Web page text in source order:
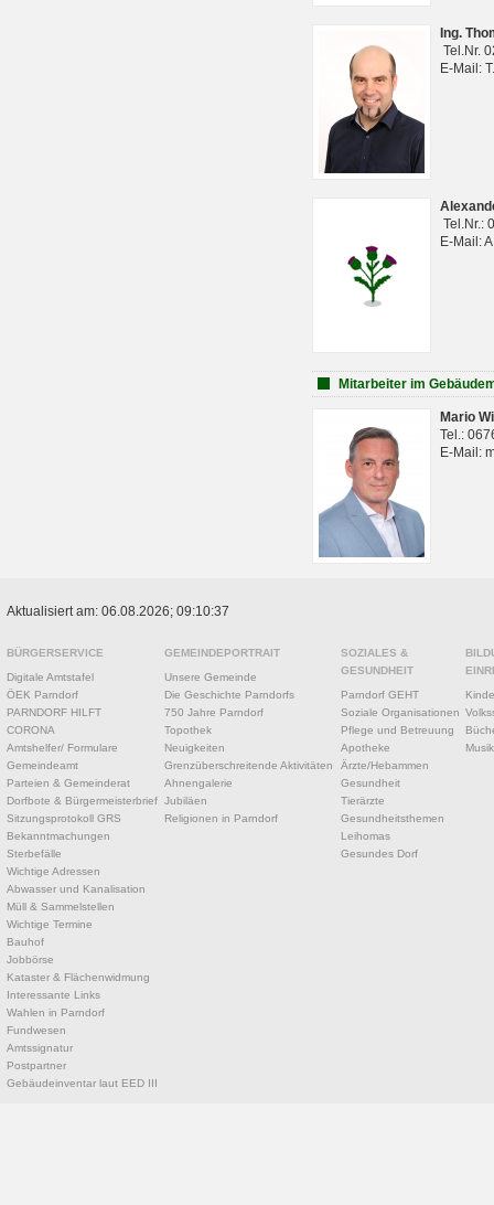
Ing.
Tel.Nr.
E-Mail:
Tel.Nr.:
E-Mail:
Mitarbeiter im
Mario
Tel.:
E-Mail:
Aktualisiert am: 06.08.2026; 09:10:37
BÜRGERSERVICE
Digitale Amtstafel
ÖEK Parndorf
PARNDORF HILFT
CORONA
Amtshelfer/ Formulare
Gemeindeamt
Parteien & Gemeinderat
Dorfbote & Bürgermeisterbrief
Sitzungsprotokoll GRS
Bekanntmachungen
Sterbefälle
Wichtige Adressen
Abwasser und Kanalisation
Müll & Sammelstellen
Wichtige Termine
Bauhof
Jobbörse
Kataster & Flächenwidmung
Interessante Links
Wahlen in Parndorf
Fundwesen
Amtssignatur
Postpartner
Gebäudeinventar laut EED III
GEMEINDEPORTRAIT
Unsere Gemeinde
Die Geschichte Parndorfs
750 Jahre Parndorf
Topothek
Neuigkeiten
Grenzüberschreitende Aktivitäten
Ahnengalerie
Jubiläen
Religionen in Parndorf
SOZIALES &
GESUNDHEIT
Parndorf GEHT
Soziale Organisationen
Pflege und Betreuung
Apotheke
Ärzte/Hebammen
Gesundheit
Tierärzte
Gesundheitsthemen
Leihomas
Gesundes Dorf